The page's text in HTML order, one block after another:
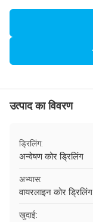
उत्पाद का विवरण
ड्रिलिंग:
अन्वेषण कोर ड्रिलिंग
अभ्यास:
वायरलाइन कोर ड्रिलिंग
खुदाई: